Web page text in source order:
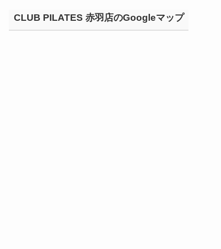
CLUB PILATES 赤羽店のGoogleマップ